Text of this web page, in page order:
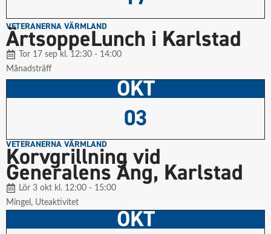
VETERANERNA VÄRMLAND
ÄrtsoppeLunch i Karlstad
Tor 17 sep kl. 12:30 - 14:00
Månadsträff
OKT
03
VETERANERNA VÄRMLAND
Korvgrillning vid
Generalens Äng, Karlstad
Lör 3 okt kl. 12:00 - 15:00
Mingel , Uteaktivitet
OKT